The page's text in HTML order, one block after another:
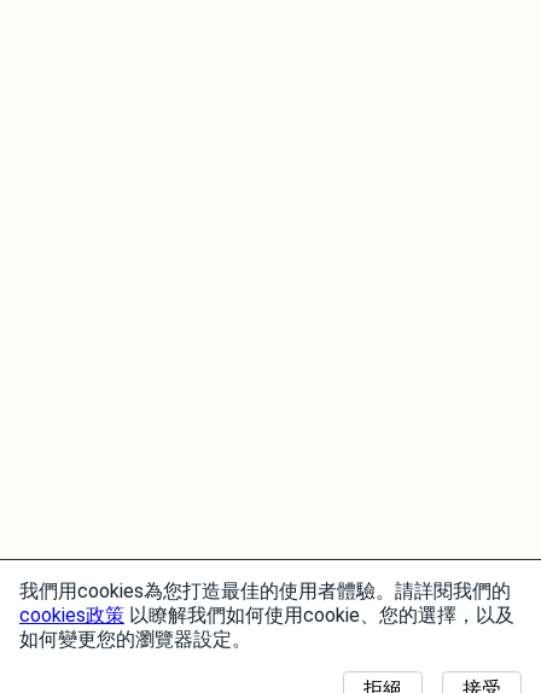
我們用cookies為您打造最佳的使用者體驗。請詳閱我們的
cookies政策 以瞭解我們如何使用cookie、您的選擇，以及
如何變更您的瀏覽器設定。